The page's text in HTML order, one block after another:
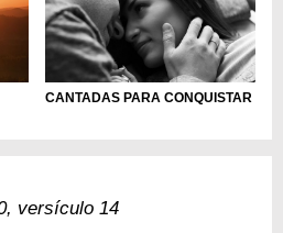
CANTADAS PARA CONQUISTAR
versículo 14